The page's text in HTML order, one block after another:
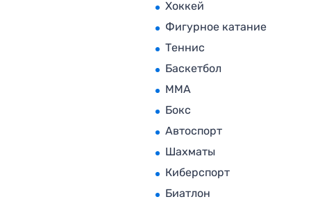
Хоккей
Фигурное катание
Теннис
Баскетбол
MMA
Бокс
Автоспорт
Шахматы
Киберспорт
Биатлон